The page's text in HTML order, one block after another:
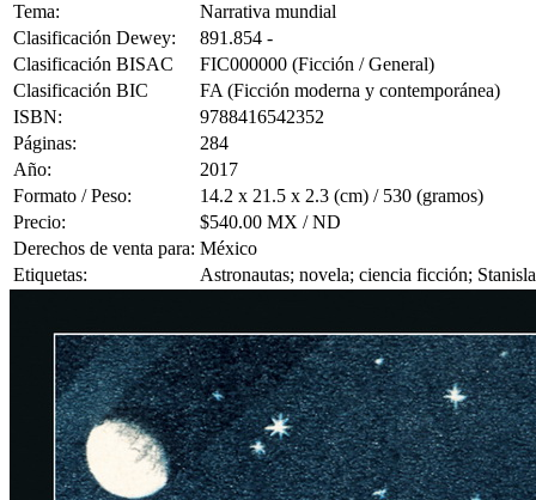
Tema:
Narrativa mundial
Clasificación Dewey:
891.854 -
Clasificación BISAC
FIC000000 (Ficción / General)
Clasificación BIC
FA (Ficción moderna y contemporánea)
ISBN:
9788416542352
Páginas:
284
Año:
2017
Formato / Peso:
14.2 x 21.5 x 2.3 (cm) / 530 (gramos)
Precio:
$540.00 MX / ND
Derechos de venta para: México
Etiquetas:
Astronautas; novela; ciencia ficción;